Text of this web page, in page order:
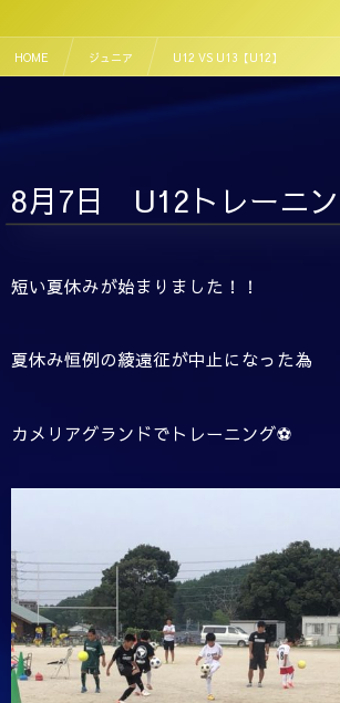
HOME ジュニア U12 VS U13【U12】
8月7日 U12トレーニ
短い夏休みが始まりました！！
夏休み恒例の綾遠征が中止になった為
カメリアグランドでトレーニング⚽️